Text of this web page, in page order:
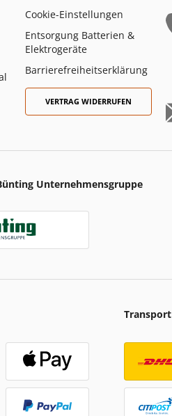
Cookie-Einstellungen
Entsorgung Batterien &
Elektrogeräte
Barrierefreiheitserklärung
VERTRAG WIDERRUFEN
Unternehmensgruppe
Transport